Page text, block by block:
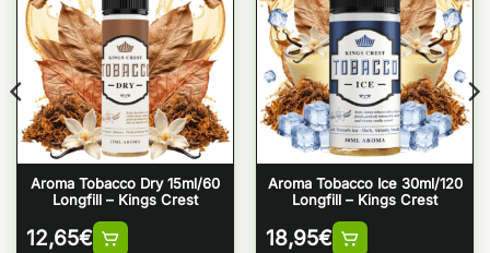
Aroma Tobacco Dry 15ml/60
Longfill – Kings Crest
12,65€
Aroma Tobacco Ice 30ml/120
Longfill – Kings Crest
18,95€